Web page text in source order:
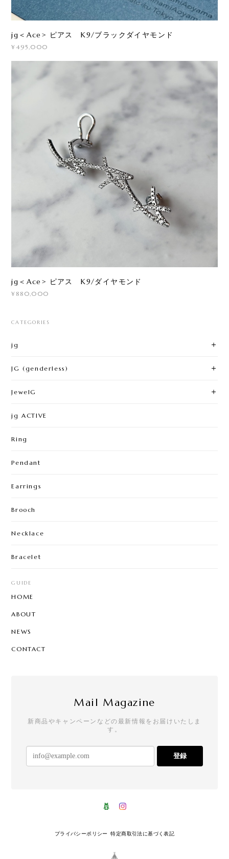
jg＜Ace> ピアス K9/ブラックダイヤモンド
¥495,000
jg＜Ace> ピアス K9/ダイヤモンド
¥880,000
CATEGORIES
jg
JG (genderless)
JewelG
jg ACTIVE
Ring
Pendant
Earrings
Brooch
Necklace
Bracelet
GUIDE
HOME
ABOUT
NEWS
CONTACT
Mail Magazine
新商品やキャンペーンなどの最新情報をお届けいたしま
す。
登録
プライバシーポリシー 特定商取引法に基づく表記